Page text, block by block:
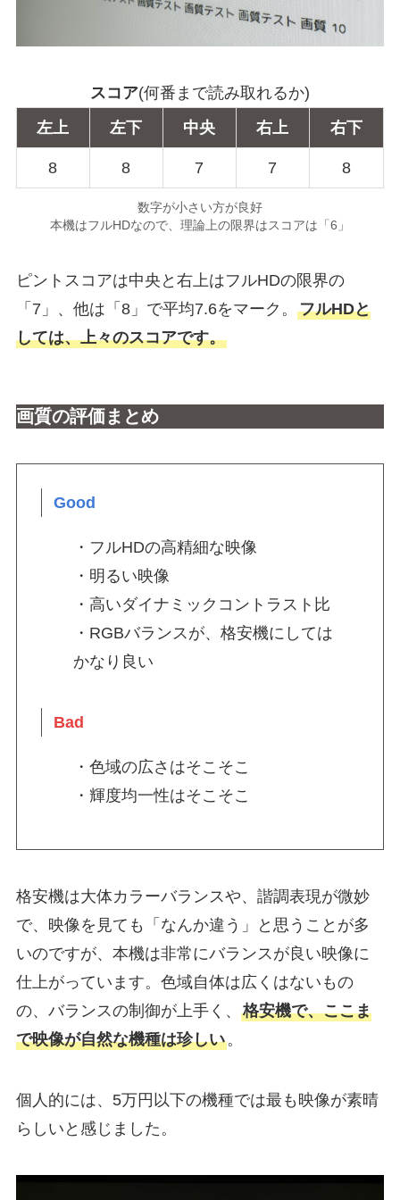
スコア(何番まで読み取れるか)
左上
左下 中央 右上 右下
8 8 7 7 8
数字が小さい方が良好
本機はフルHDなので、理論上の限界はスコアは「6」
ピントスコアは中央と右上はフルHDの限界の
「7」、他は「8」で平均7.6をマーク。 フルHDと
しては、上々のスコアです。
画質の評価まとめ
Good
・フルHDの高精細な映像
・明るい映像
・高いダイナミックコントラスト比
・RGBバランスが、格安機にしては
かなり良い
Bad
・色域の広さはそこそこ
・輝度均一性はそこそこ
格安機は大体カラーバランスや、諧調表現が微妙
で、映像を見ても「なんか違う」と思うことが多
いのですが、本機は非常にバランスが良い映像に
仕上がっています。色域自体は広くはないもの
の、バランスの制御が上手く、 格安機で、ここま
で映像が自然な機種は珍しい。
個人的には、5万円以下の機種では最も映像が素晴
らしいと感じました。